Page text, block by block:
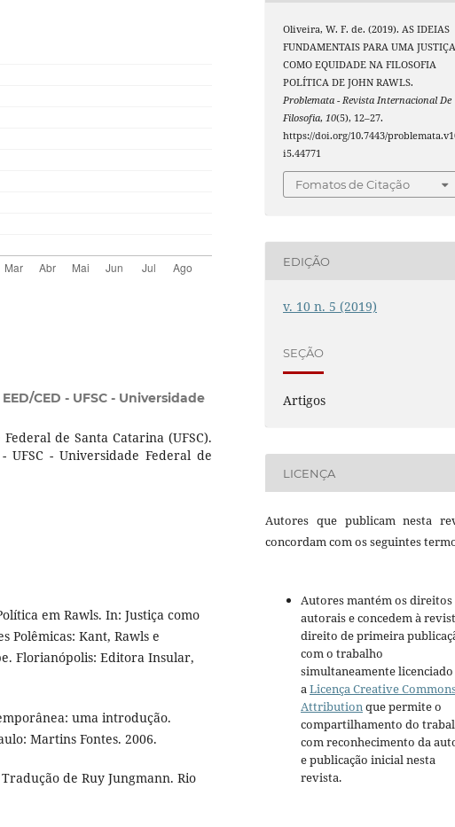
CED - UFSC - Universidade
de Santa Catarina (UFSC).
UFSC - Universidade Federal de
em Rawls. In: Justiça como
Polêmicas: Kant, Rawls e
Florianópolis: Editora Insular,
uma introdução.
Martins Fontes. 2006.
de Ruy Jungmann. Rio
Oliveira, W. F. de. (2019). AS IDEIAS
FUNDAMENTAIS PARA UMA
COMO EQUIDADE NA FILOSOFIA
POLÍTICA DE JOHN RAWLS.
Problemata - Revista Internacional De
Filosofia, 10(5), 12–27.
https://doi.org/10.7443/
i5.44771
Fomatos de Citação
EDIÇÃO
v. 10 n. 5 (2019)
SEÇÃO
Artigos
LICENÇA
Autores que publicam nesta
concordam com os seguintes
Autores mantém os direitos
autorais e concedem à
direito de primeira
com o trabalho
simultaneamente
aLicença Creative
Attributionque permite o
compartilhamento do
com reconhecimento da
e publicação inicial nesta
revista.